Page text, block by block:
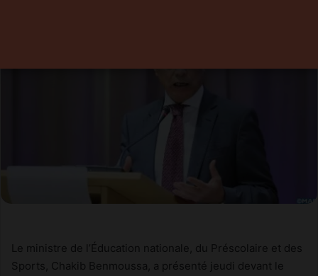
Le ministre de l’Éducation nationale, du Préscolaire et des
Sports, Chakib Benmoussa, a présenté jeudi devant le